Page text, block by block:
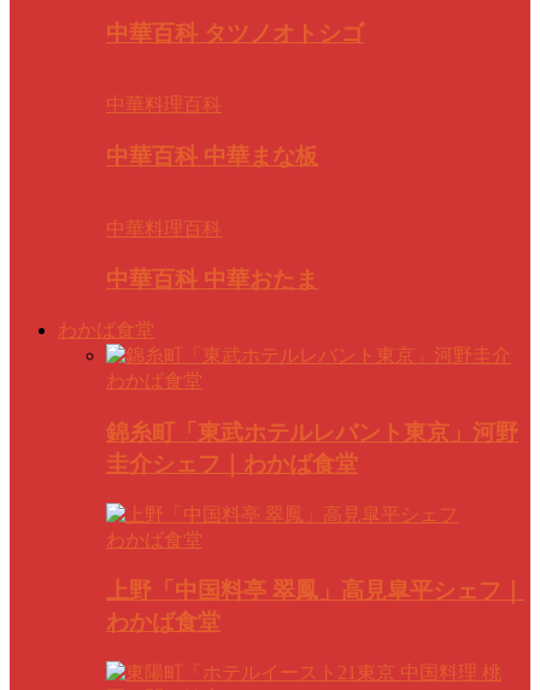
中華百科 タツノオトシゴ
中華料理百科
中華百科 中華まな板
中華料理百科
中華百科 中華おたま
わかば食堂
わかば食堂
錦糸町「東武ホテルレバント東京」河野
圭介シェフ｜わかば食堂
わかば食堂
上野「中国料亭 翠鳳」高見皐平シェフ｜
わかば食堂